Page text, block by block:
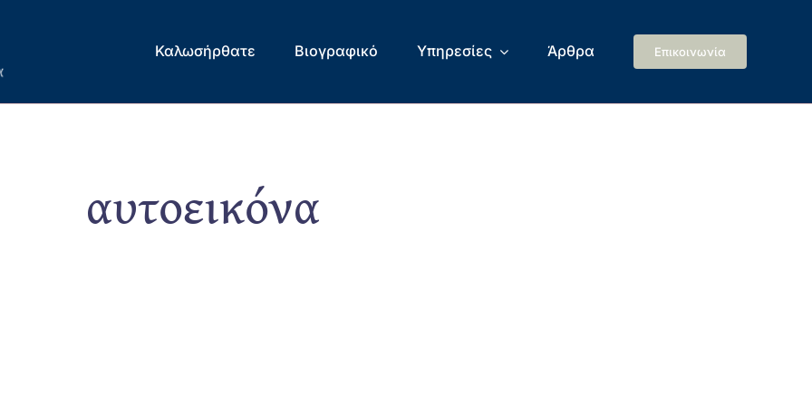
Καλωσήρθατε Βιογραφικό Υπηρεσίες Άρθρα Επικοινωνία
αυτοεικόνα